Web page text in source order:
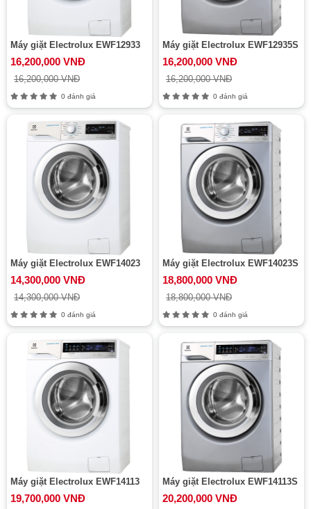
Máy giặt Electrolux EWF12933
16,200,000 VNĐ
16,200,000 VNĐ
0 đánh giá
Máy giặt Electrolux EWF12935S
16,200,000 VNĐ
16,200,000 VNĐ
0 đánh giá
Máy giặt Electrolux EWF14023
14,300,000 VNĐ
14,300,000 VNĐ
0 đánh giá
Máy giặt Electrolux EWF14023S
18,800,000 VNĐ
18,800,000 VNĐ
0 đánh giá
Máy giặt Electrolux EWF14113
19,700,000 VNĐ
Máy giặt Electrolux EWF14113S
20,200,000 VNĐ